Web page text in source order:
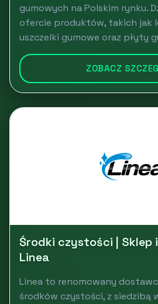
gumowych na Polskim rynku.
ofercie produktów, takich jak
uszczelki gumowe oraz płyty
ZOBACZ
Środki czystości |
Linea
Linea to renomowany
środków czystości, z siedzibą